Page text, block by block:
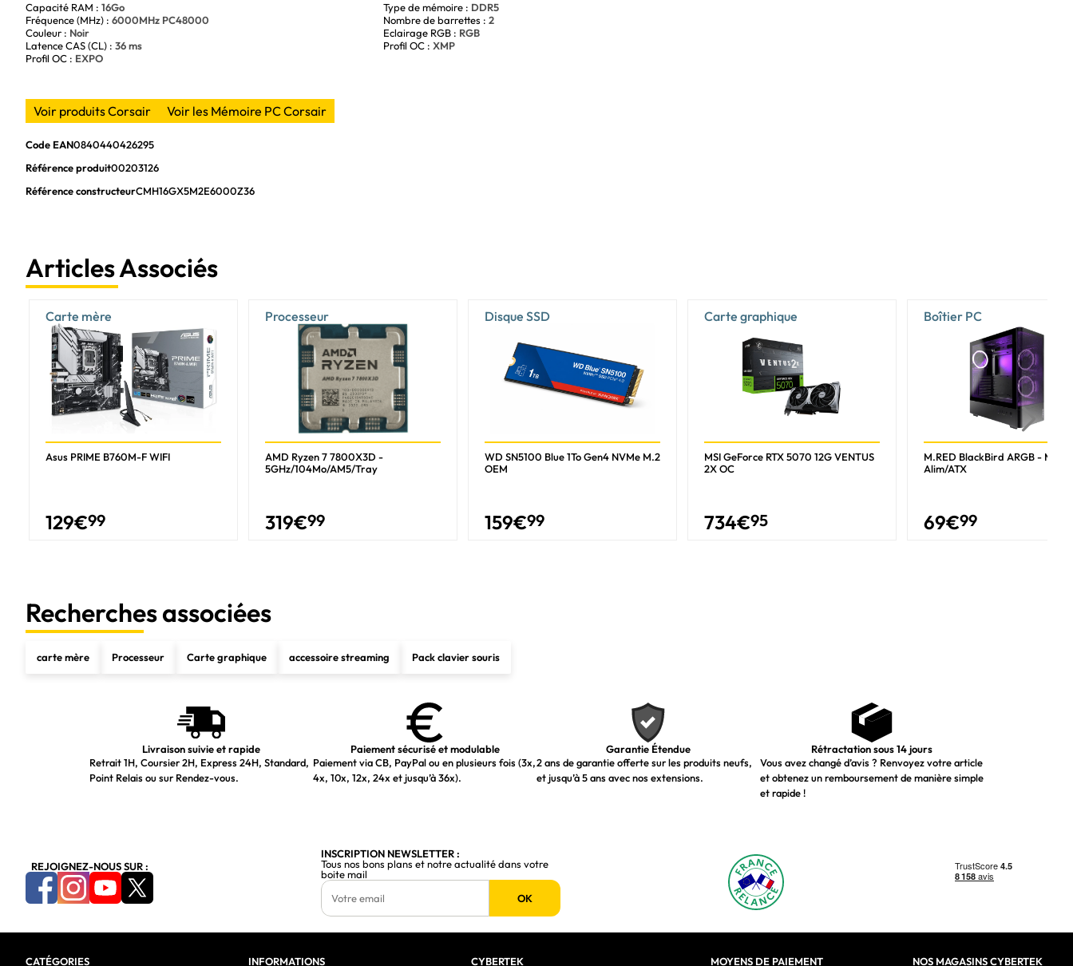
Capacité RAM : 16Go Type de mémoire : DDR5
Fréquence (MHz) : 6000MHz PC48000 Nombre de barrettes : 2
Couleur : Noir Eclairage RGB : RGB
Latence CAS (CL) : 36 ms Profil OC : XMP
Profil OC : EXPO
Voir produits Corsair Voir les Mémoire PC Corsair
Code EAN0840440426295
Référence produit00203126
Référence constructeurCMH16GX5M2E6000Z36
Articles Associés
Carte mère
Asus PRIME B760M-F WIFI
129€99
Processeur
AMD Ryzen 7 7800X3D -
5GHz/104Mo/AM5/Tray
319€99
Disque SSD
WD SN5100 Blue 1To Gen4 NVMe M.2
OEM
159€99
Carte graphique
MSI GeForce RTX 5070 12G VENTUS
2X OC
734€95
Boîtier PC
M.RED BlackBird ARGB - MT/
Alim/ATX
69€99
Recherches associées
carte mère Processeur Carte graphique accessoire streaming Pack clavier souris
Livraison suivie et rapide
Retrait 1H, Coursier 2H, Express 24H, Standard,
Point Relais ou sur Rendez-vous.
Paiement sécurisé et modulable
Paiement via CB, PayPal ou en plusieurs fois (3x,
4x, 10x, 12x, 24x et jusqu’à 36x).
Garantie Étendue
2 ans de garantie offerte sur les produits neufs,
et jusqu’à 5 ans avec nos extensions.
Rétractation sous 14 jours
Vous avez changé d’avis ? Renvoyez votre article
et obtenez un remboursement de manière simple
et rapide !
REJOIGNEZ-NOUS SUR :
INSCRIPTION NEWSLETTER :
Tous nos bons plans et notre actualité dans votre
boite mail
OK
CATÉGORIES INFORMATIONS CYBERTEK MOYENS DE PAIEMENT NOS MAGASINS CYBERTEK